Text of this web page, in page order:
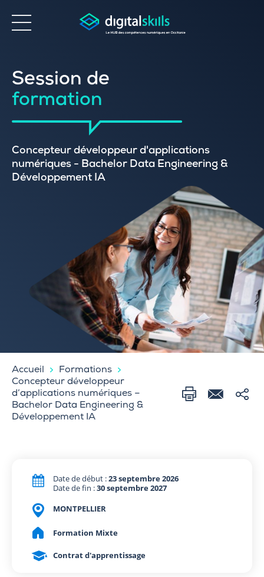
Accessibilité
Session de
formation
Concepteur développeur d'applications
numériques - Bachelor Data Engineering &
Développement IA
Accueil
Formations
Concepteur développeur
d’applications numériques –
Bachelor Data Engineering &
Développement IA
Date de début :23 septembre 2026
Date de fin :30 septembre 2027
MONTPELLIER
Formation Mixte
Contrat d'apprentissage